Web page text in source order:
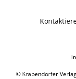
© Krapendorfer